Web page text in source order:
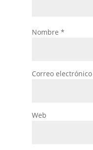
Nombre *
Correo electrónico
Web